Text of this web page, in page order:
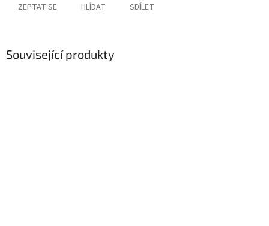
ZEPTAT SE HLÍDAT SDÍLET
Související produkty